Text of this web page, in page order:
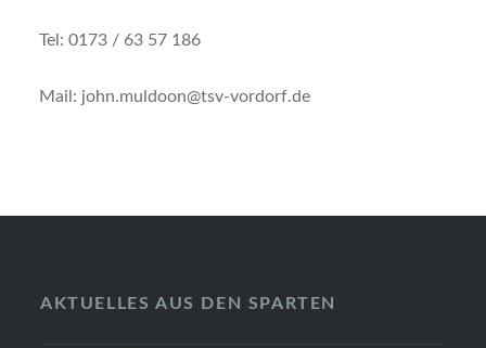
Tel: 0173 / 63 57 186
Mail: john.muldoon@tsv-vordorf.de
AKTUELLES AUS DEN SPARTEN